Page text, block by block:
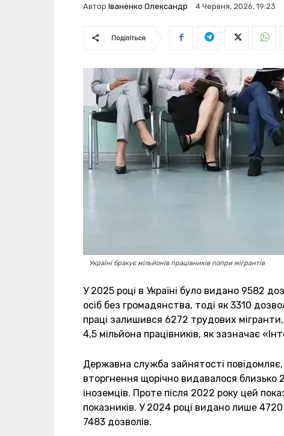
Автор Іваненко Олександр 4 Червня, 2026, 19:23
Поділіться
Україні бракує мільйонів працівників попри мігрантів
У 2025 році в Україні було видано 9582
осіб без громадянства, тоді як 3310
праці залишився 6272 трудових
4,5 мільйона працівників, як зазначає
Державна служба зайнятості
вторгнення щорічно видавалося близько
іноземців. Проте після 2022 року цей
показників. У 2024 році видано лише
7483 дозволів.